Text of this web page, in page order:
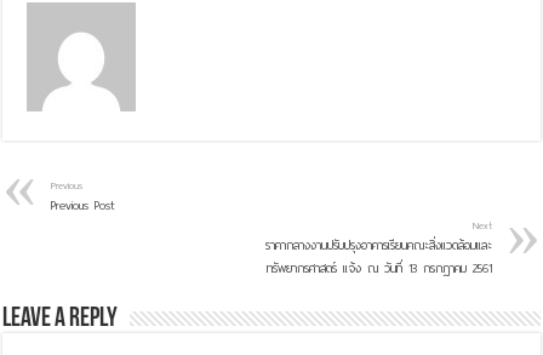
Previous
Previous Post
Next
ราคากลางงานปรับปรุงอาคารเรียนคณะสิ่งแวดล้อมและ
ทรัพยากรศาสตร์ แจ้ง ณ วันที่ 13 กรกฎาคม 2561
Leave a Reply